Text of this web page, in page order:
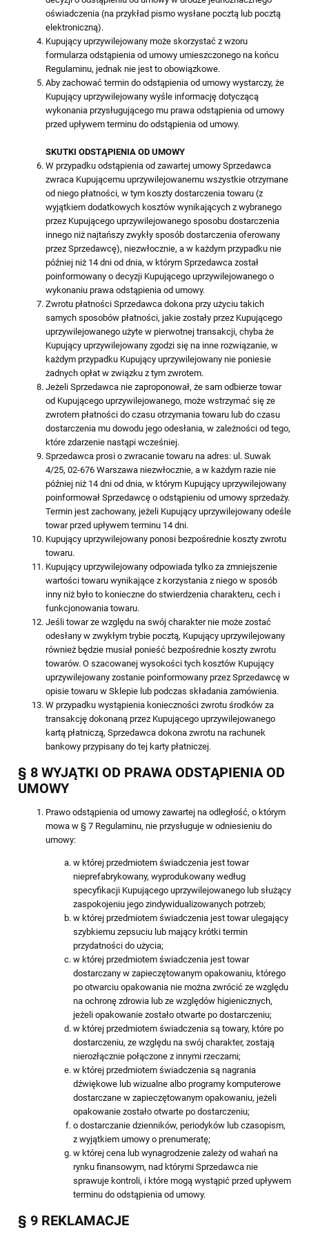
oświadczenia (na przykład pismo wysłane pocztą lub pocztą
elektroniczną).
Kupujący uprzywilejowany może skorzystać z wzoru
formularza odstąpienia od umowy umieszczonego na końcu
Regulaminu, jednak nie jest to obowiązkowe.
Aby zachować termin do odstąpienia od umowy wystarczy, że
Kupujący uprzywilejowany wyśle informację dotyczącą
wykonania przysługującego mu prawa odstąpienia od umowy
przed upływem terminu do odstąpienia od umowy.
SKUTKI ODSTĄPIENIA OD UMOWY
W przypadku odstąpienia od zawartej umowy Sprzedawca
zwraca Kupującemu uprzywilejowanemu wszystkie otrzymane
od niego płatności, w tym koszty dostarczenia towaru (z
wyjątkiem dodatkowych kosztów wynikających z wybranego
przez Kupującego uprzywilejowanego sposobu dostarczenia
innego niż najtańszy zwykły sposób dostarczenia oferowany
przez Sprzedawcę), niezwłocznie, a w każdym przypadku nie
później niż 14 dni od dnia, w którym Sprzedawca został
poinformowany o decyzji Kupującego uprzywilejowanego o
wykonaniu prawa odstąpienia od umowy.
Zwrotu płatności Sprzedawca dokona przy użyciu takich
samych sposobów płatności, jakie zostały przez Kupującego
uprzywilejowanego użyte w pierwotnej transakcji, chyba że
Kupujący uprzywilejowany zgodzi się na inne rozwiązanie, w
każdym przypadku Kupujący uprzywilejowany nie poniesie
żadnych opłat w związku z tym zwrotem.
Jeżeli Sprzedawca nie zaproponował, że sam odbierze towar
od Kupującego uprzywilejowanego, może wstrzymać się ze
zwrotem płatności do czasu otrzymania towaru lub do czasu
dostarczenia mu dowodu jego odesłania, w zależności od tego,
które zdarzenie nastąpi wcześniej.
Sprzedawca prosi o zwracanie towaru na adres: ul. Suwak
4/25, 02-676 Warszawa niezwłocznie, a w każdym razie nie
później niż 14 dni od dnia, w którym Kupujący uprzywilejowany
poinformował Sprzedawcę o odstąpieniu od umowy sprzedaży.
Termin jest zachowany, jeżeli Kupujący uprzywilejowany odeśle
towar przed upływem terminu 14 dni.
Kupujący uprzywilejowany ponosi bezpośrednie koszty zwrotu
towaru.
Kupujący uprzywilejowany odpowiada tylko za zmniejszenie
wartości towaru wynikające z korzystania z niego w sposób
inny niż było to konieczne do stwierdzenia charakteru, cech i
funkcjonowania towaru.
Jeśli towar ze względu na swój charakter nie może zostać
odesłany w zwykłym trybie pocztą, Kupujący uprzywilejowany
również będzie musiał ponieść bezpośrednie koszty zwrotu
towarów. O szacowanej wysokości tych kosztów Kupujący
uprzywilejowany zostanie poinformowany przez Sprzedawcę w
opisie towaru w Sklepie lub podczas składania zamówienia.
W przypadku wystąpienia konieczności zwrotu środków za
transakcję dokonaną przez Kupującego uprzywilejowanego
kartą płatniczą, Sprzedawca dokona zwrotu na rachunek
bankowy przypisany do tej karty płatniczej.
§ 8 WYJĄTKI OD PRAWA ODSTĄPIENIA OD
UMOWY
Prawo odstąpienia od umowy zawartej na odległość, o którym
mowa w § 7 Regulaminu, nie przysługuje w odniesieniu do
umowy:
w której przedmiotem świadczenia jest towar
nieprefabrykowany, wyprodukowany według
specyfikacji Kupującego uprzywilejowanego lub służący
zaspokojeniu jego zindywidualizowanych potrzeb;
w której przedmiotem świadczenia jest towar ulegający
szybkiemu zepsuciu lub mający krótki termin
przydatności do użycia;
w której przedmiotem świadczenia jest towar
dostarczany w zapieczętowanym opakowaniu, którego
po otwarciu opakowania nie można zwrócić ze względu
na ochronę zdrowia lub ze względów higienicznych,
jeżeli opakowanie zostało otwarte po dostarczeniu;
w której przedmiotem świadczenia są towary, które po
dostarczeniu, ze względu na swój charakter, zostają
nierozłącznie połączone z innymi rzeczami;
w której przedmiotem świadczenia są nagrania
dźwiękowe lub wizualne albo programy komputerowe
dostarczane w zapieczętowanym opakowaniu, jeżeli
opakowanie zostało otwarte po dostarczeniu;
o dostarczanie dzienników, periodyków lub czasopism,
z wyjątkiem umowy o prenumeratę;
w której cena lub wynagrodzenie zależy od wahań na
rynku finansowym, nad którymi Sprzedawca nie
sprawuje kontroli, i które mogą wystąpić przed upływem
terminu do odstąpienia od umowy.
§ 9 REKLAMACJE